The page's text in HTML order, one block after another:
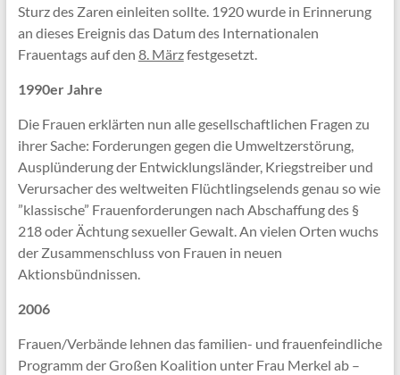
Sturz des Zaren einleiten sollte. 1920 wurde in Erinnerung
an dieses Ereignis das Datum des Internationalen
Frauentags auf den 8. Märzfestgesetzt.
1990er Jahre
Die Frauen erklärten nun alle gesellschaftlichen Fragen zu
ihrer Sache: Forderungen gegen die Umweltzerstörung,
Ausplünderung der Entwicklungsländer, Kriegstreiber und
Verursacher des weltweiten Flüchtlingselends genau so wie
”klassische” Frauenforderungen nach Abschaffung des §
218 oder Ächtung sexueller Gewalt. An vielen Orten wuchs
der Zusammenschluss von Frauen in neuen
Aktionsbündnissen.
2006
Frauen/Verbände lehnen das familien- und frauenfeindliche
Programm der Großen Koalition unter Frau Merkel ab –